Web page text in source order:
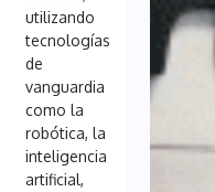
utilizando
tecnologías
de
vanguardia
como la
robótica, la
inteligencia
artificial,